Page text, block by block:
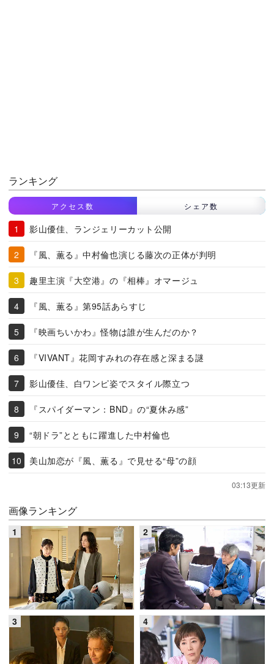
ランキング
アクセス数 シェア数
影山優佳、ランジェリーカット公開
『風、薫る』中村倫也演じる藤次の正体が判明
趣里主演『大空港』の『相棒』オマージュ
『風、薫る』第95話あらすじ
『映画ちいかわ』怪物は誰が生んだのか？
『VIVANT』花岡すみれの存在感と深まる謎
影山優佳、白ワンピ姿でスタイル際立つ
『スパイダーマン：BND』の“夏休み感”
“朝ドラ”とともに躍進した中村倫也
美山加恋が『風、薫る』で見せる“母”の顔
03:13更新
画像ランキング